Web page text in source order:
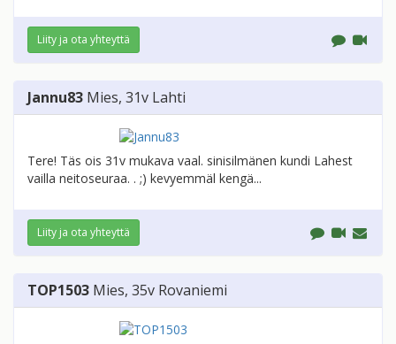
Liity ja ota yhteyttä
Jannu83 Mies, 31v Lahti
Tere! Täs ois 31v mukava vaal. sinisilmänen kundi Lahest
vailla neitoseuraa. . ;) kevyemmäl kengä...
Liity ja ota yhteyttä
TOP1503 Mies, 35v Rovaniemi